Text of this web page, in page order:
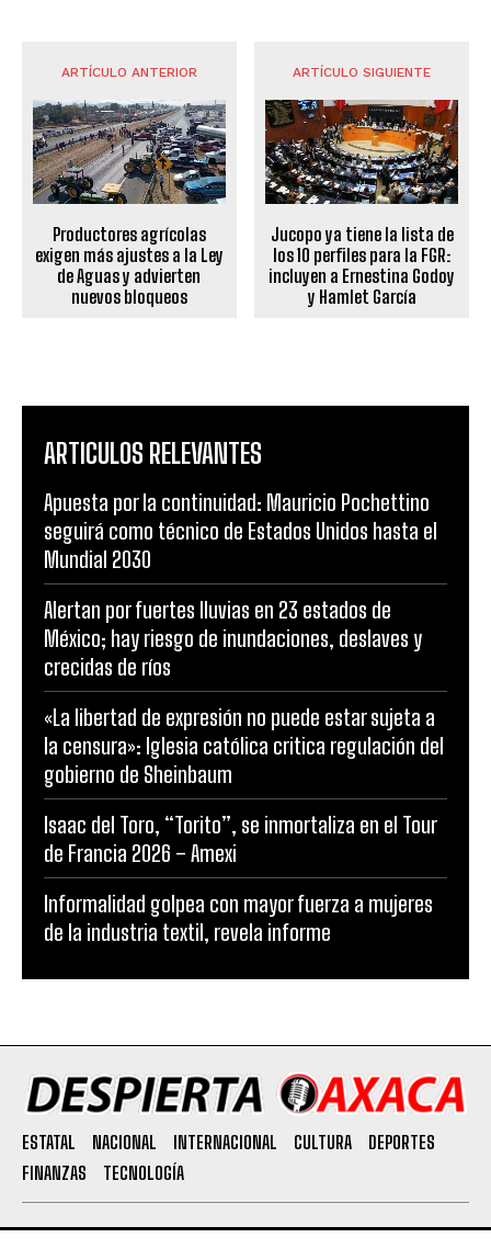
ARTÍCULO ANTERIOR
Productores agrícolas
exigen más ajustes a la Ley
de Aguas y advierten
nuevos bloqueos
ARTÍCULO SIGUIENTE
Jucopo ya tiene la lista de
los 10 perfiles para la FGR:
incluyen a Ernestina Godoy
y Hamlet García
ARTICULOS RELEVANTES
Apuesta por la continuidad: Mauricio Pochettino
seguirá como técnico de Estados Unidos hasta el
Mundial 2030
Alertan por fuertes lluvias en 23 estados de
México; hay riesgo de inundaciones, deslaves y
crecidas de ríos
«La libertad de expresión no puede estar sujeta a
la censura»: Iglesia católica critica regulación del
gobierno de Sheinbaum
Isaac del Toro, “Torito”, se inmortaliza en el Tour
de Francia 2026 – Amexi
Informalidad golpea con mayor fuerza a mujeres
de la industria textil, revela informe
ESTATAL NACIONAL INTERNACIONAL CULTURA
DEPORTES
FINANZAS
TECNOLOGÍA